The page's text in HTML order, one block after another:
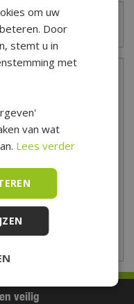
09:00 - 21:00
09:00 - 17:00
veilig
om uw
Door
stemt u in
met
van wat
Lees verder